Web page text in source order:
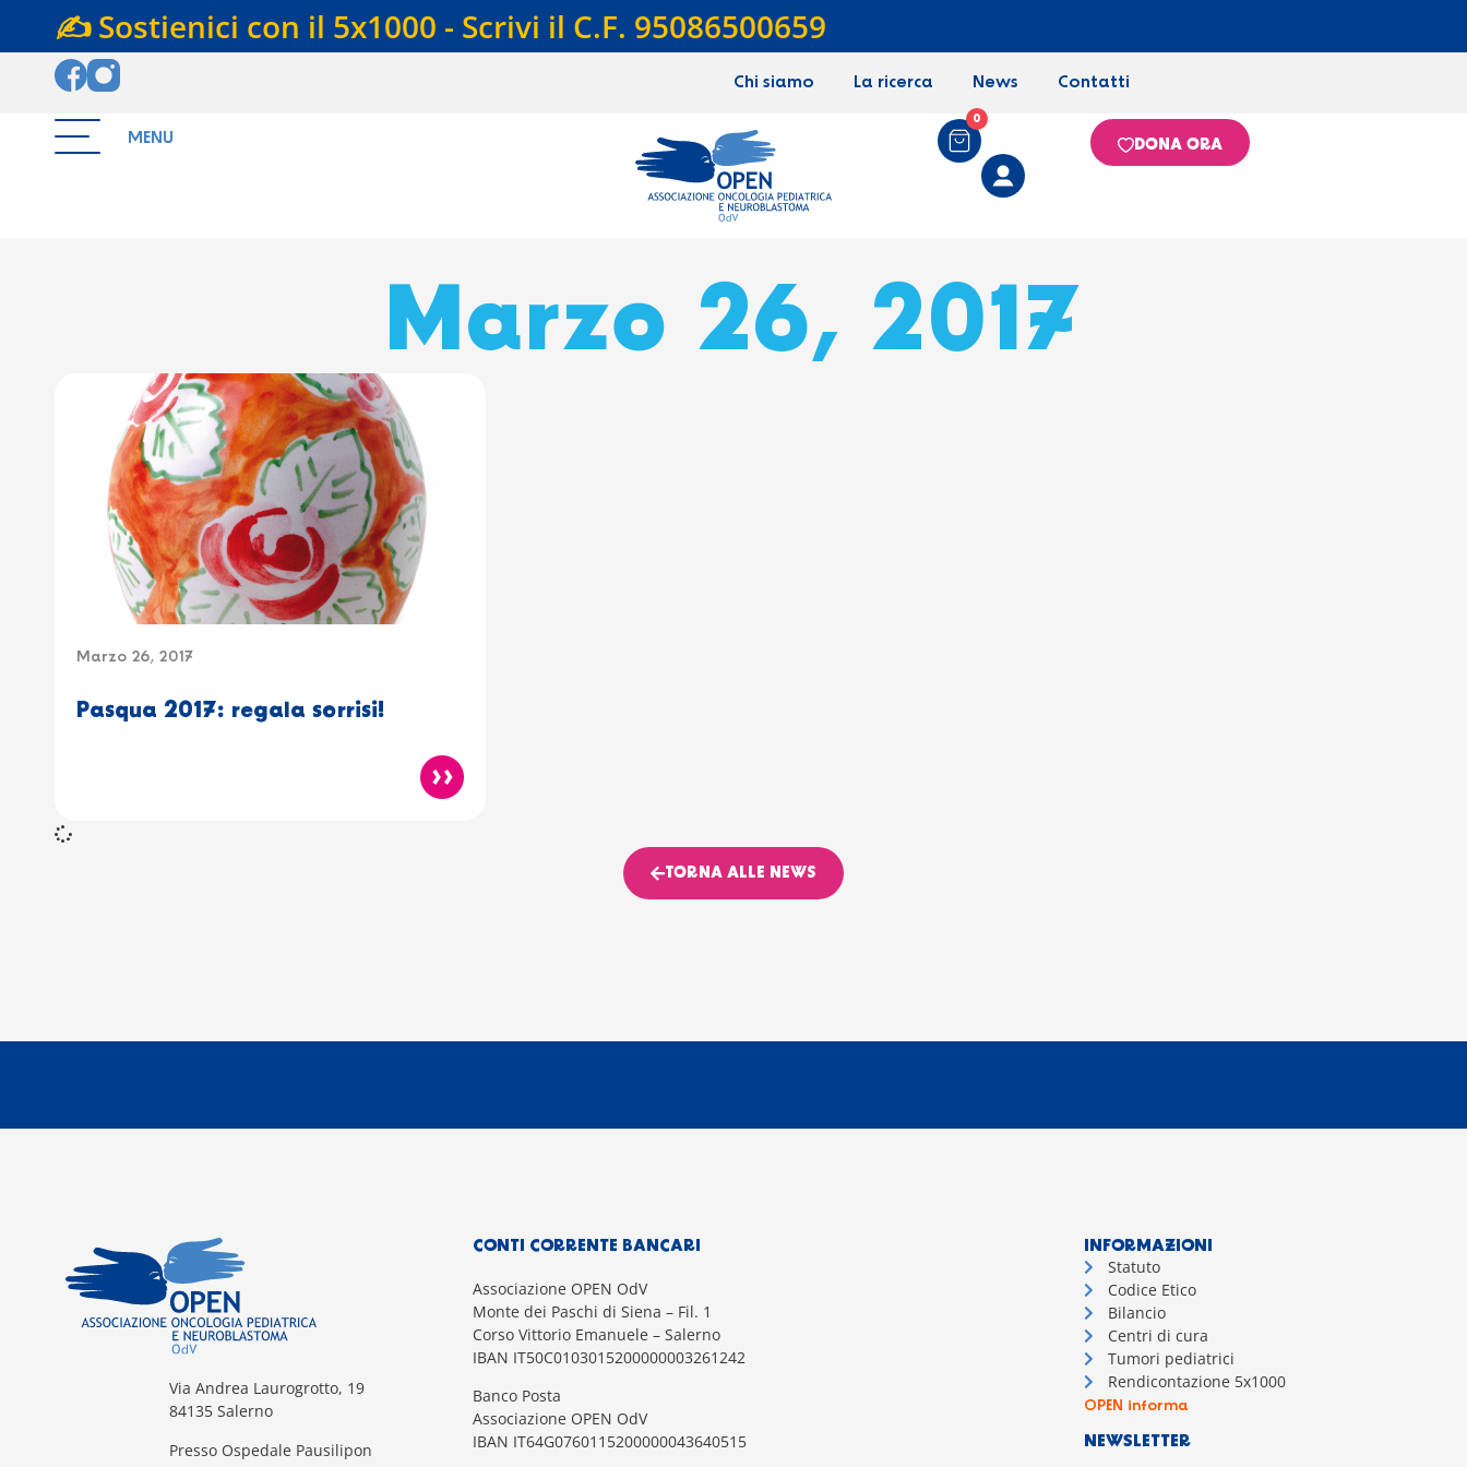
✍️ Sostienici con il 5x1000 - Scrivi il C.F. 95086500659
Chi siamo La ricerca News Contatti
MENU
0
DONA ORA
Marzo 26, 2017
Marzo 26, 2017
Pasqua 2017: regala sorrisi!
TORNA ALLE NEWS
Via Andrea Laurogrotto, 19
84135 Salerno
Presso Ospedale Pausilipon
CONTI CORRENTE BANCARI
Associazione OPEN OdV
Monte dei Paschi di Siena – Fil. 1
Corso Vittorio Emanuele – Salerno
IBAN IT50C0103015200000003261242
Banco Posta
Associazione OPEN OdV
IBAN IT64G0760115200000043640515
INFORMAZIONI
Statuto
Codice Etico
Bilancio
Centri di cura
Tumori pediatrici
Rendicontazione 5x1000
OPEN informa
NEWSLETTER